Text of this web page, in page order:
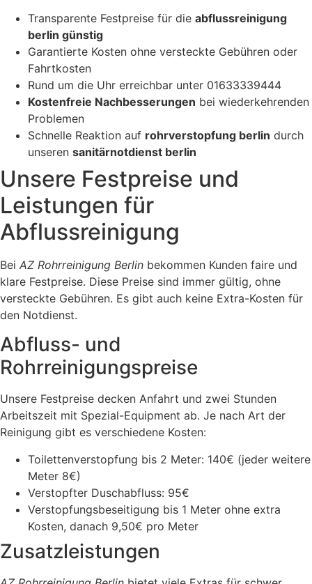
Transparente Festpreise für die abflussreinigung
berlin günstig
Garantierte Kosten ohne versteckte Gebühren oder
Fahrtkosten
Rund um die Uhr erreichbar unter 01633339444
Kostenfreie Nachbesserungen bei wiederkehrenden
Problemen
Schnelle Reaktion auf rohrverstopfung berlin durch
unseren sanitärnotdienst berlin
Unsere Festpreise und
Leistungen für
Abflussreinigung
Bei AZ Rohrreinigung Berlin bekommen Kunden faire und
klare Festpreise. Diese Preise sind immer gültig, ohne
versteckte Gebühren. Es gibt auch keine Extra-Kosten für
den Notdienst.
Abfluss- und
Rohrreinigungspreise
Unsere Festpreise decken Anfahrt und zwei Stunden
Arbeitszeit mit Spezial-Equipment ab. Je nach Art der
Reinigung gibt es verschiedene Kosten:
Toilettenverstopfung bis 2 Meter: 140€ (jeder weitere
Meter 8€)
Verstopfter Duschabfluss: 95€
Verstopfungsbeseitigung bis 1 Meter ohne extra
Kosten, danach 9,50€ pro Meter
Zusatzleistungen